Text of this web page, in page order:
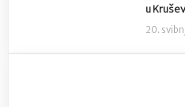
u
20.